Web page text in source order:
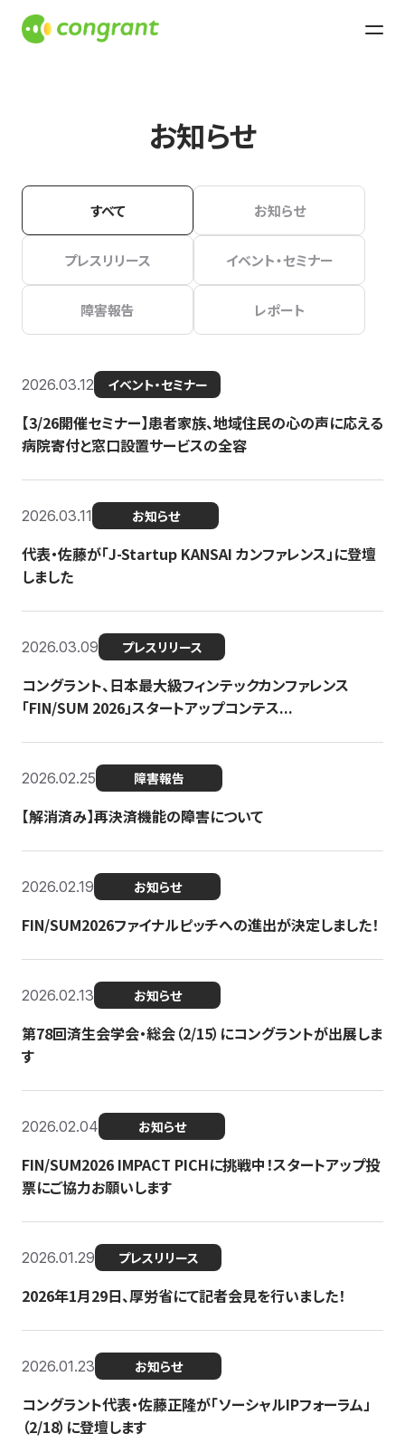
お知らせ
すべて お知らせ
プレスリリース イベント・セミナー
障害報告 レポート
2026.03.12 イベント・セミナー
【3/26開催セミナー】患者家族、地域住民の心の声に応える
病院寄付と窓口設置サービスの全容
2026.03.11 お知らせ
代表・佐藤が「J-Startup KANSAI カンファレンス」に登壇
しました
2026.03.09 プレスリリース
コングラント、日本最大級フィンテックカンファレンス
「FIN/SUM 2026」スタートアップコンテス...
2026.02.25 障害報告
【解消済み】再決済機能の障害について
2026.02.19 お知らせ
FIN/SUM2026ファイナルピッチへの進出が決定しました！
2026.02.13 お知らせ
第78回済生会学会・総会（2/15）にコングラントが出展しま
す
2026.02.04 お知らせ
FIN/SUM2026 IMPACT PICHに挑戦中！スタートアップ投
票にご協力お願いします
2026.01.29 プレスリリース
2026年1月29日、厚労省にて記者会見を行いました！
2026.01.23 お知らせ
コングラント代表・佐藤正隆が「ソーシャルIPフォーラム」
（2/18）に登壇します